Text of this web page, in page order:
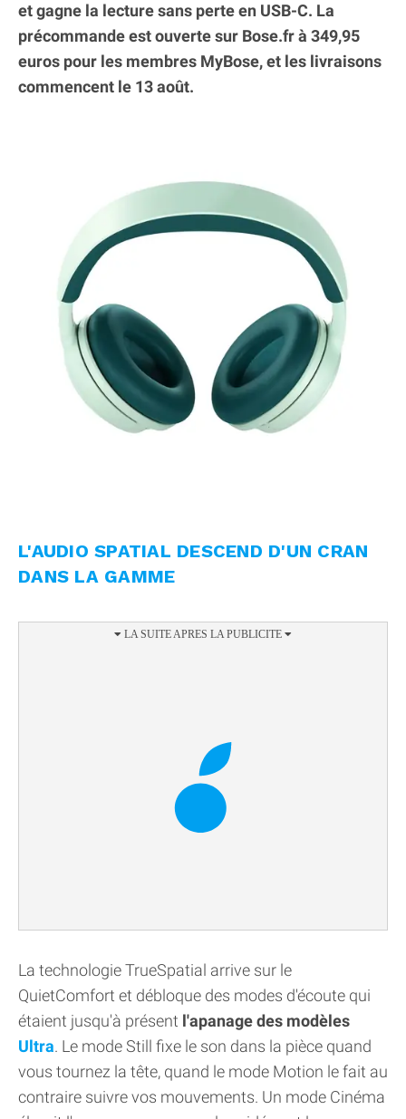
et gagne la lecture sans perte en USB-C. La
précommande est ouverte sur Bose.fr à 349,95
euros pour les membres MyBose, et les livraisons
commencent le 13 août.
L'AUDIO SPATIAL DESCEND D'UN CRAN
DANS LA GAMME
La technologie TrueSpatial arrive sur le
QuietComfort et débloque des modes d'écoute qui
étaient jusqu'à présent l'apanage des modèles
Ultra. Le mode Still fixe le son dans la pièce quand
vous tournez la tête, quand le mode Motion le fait au
contraire suivre vos mouvements. Un mode Cinéma